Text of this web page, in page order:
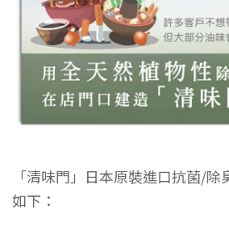
「清味門」日本原裝進口抗菌/
如下：